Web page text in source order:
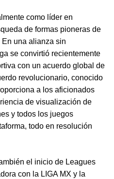
como líder en
de formas pioneras de
una alianza sin
se convirtió recientemente
con un acuerdo global de
revolucionario, conocido
a los aficionados
de visualización de
y todos los juegos
todo en resolución
el inicio de Leagues
con la LIGA MX y la